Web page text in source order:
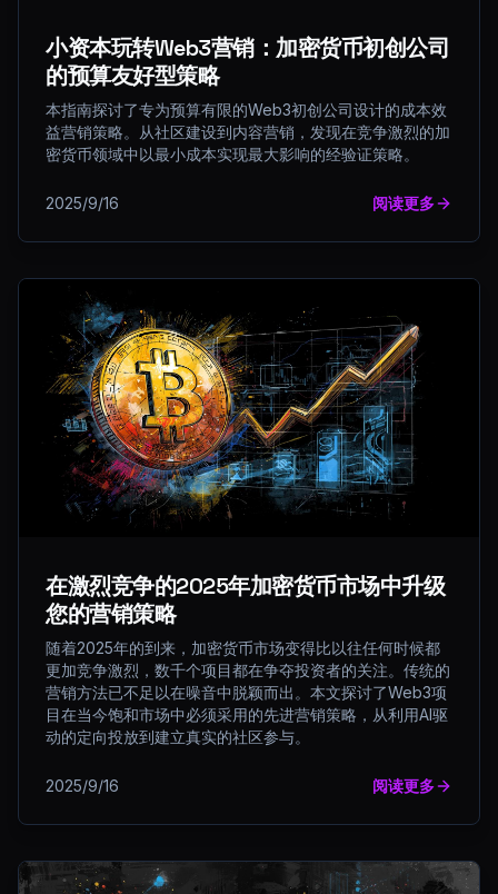
小资本玩转Web3营销：加密货币初创公司
的预算友好型策略
本指南探讨了专为预算有限的Web3初创公司设计的成本效
益营销策略。从社区建设到内容营销，发现在竞争激烈的加
密货币领域中以最小成本实现最大影响的经验证策略。
2025/9/16 阅读更多
在激烈竞争的2025年加密货币市场中升级
您的营销策略
随着2025年的到来，加密货币市场变得比以往任何时候都
更加竞争激烈，数千个项目都在争夺投资者的关注。传统的
营销方法已不足以在噪音中脱颖而出。本文探讨了Web3项
目在当今饱和市场中必须采用的先进营销策略，从利用AI驱
动的定向投放到建立真实的社区参与。
2025/9/16 阅读更多